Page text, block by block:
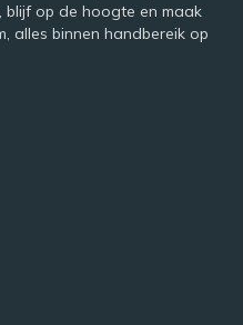
blijf op de hoogte en maak
alles binnen handbereik op